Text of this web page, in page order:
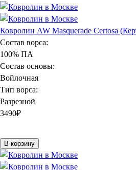
Ковролин AW Masquerade Certosa
Состав ворса:
100% ПА
Состав основы:
Войлочная
Тип ворса:
Разрезной
3490₽
В корзину